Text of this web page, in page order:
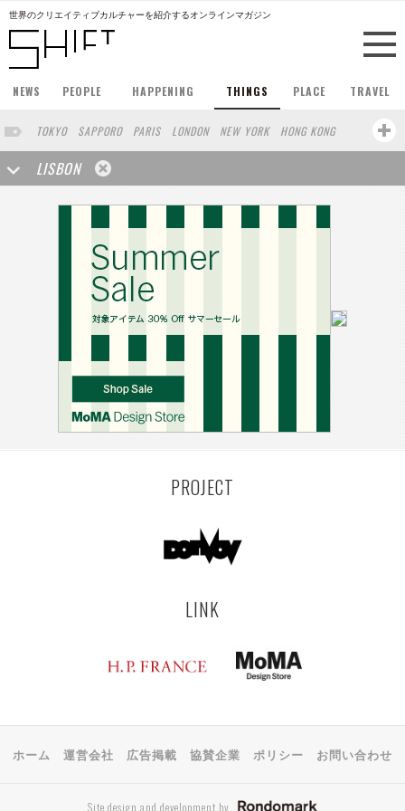
世界のクリエイティブカルチャーを紹介するオンラインマガジン
NEWS PEOPLE HAPPENING THINGS PLACE TRAVEL
TOKYO SAPPORO PARIS LONDON NEW YORK
HONG KONG
BERLIN
BARCELONA SINGAPORE
STOCKHOLM
SAN FRANCISCO
LOS ANGELES
SHANGHAI WIEN HAMBURG MADRID
ZURICH
BEIJING
TAIPEI VANCOUVER HELSINKI VILNIUS
SENDAI
MELBOURNE
FRANKFURT CHICAGO CAPE TOWN
SAO PAULO
RIO DE JANEIRO
LISBON
PROJECT
LINK
ホーム 運営会社 広告掲載 協賛企業 ポリシー お問い合わせ
Site design and development by